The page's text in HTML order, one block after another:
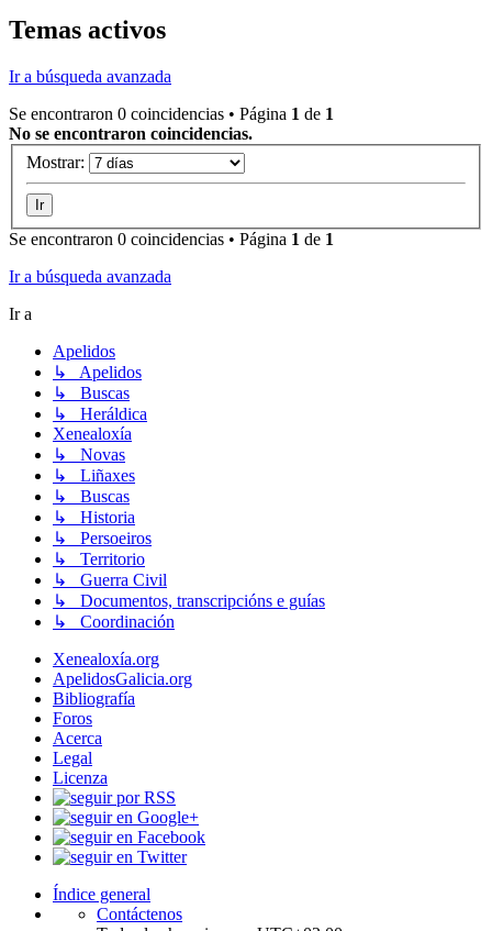
Temas activos
Ir a búsqueda avanzada
Se encontraron 0 coincidencias • Página 1 de 1
No se encontraron coincidencias.
Mostrar:
Se encontraron 0 coincidencias • Página 1 de 1
Ir a búsqueda avanzada
Ir a
Apelidos
↳ Apelidos
↳ Buscas
↳ Heráldica
Xenealoxía
↳ Novas
↳ Liñaxes
↳ Buscas
↳ Historia
↳ Persoeiros
↳ Territorio
↳ Guerra Civil
↳ Documentos, transcripcións e guías
↳ Coordinación
Xenealoxía.org
ApelidosGalicia.org
Bibliografía
Foros
Acerca
Legal
Licenza
Índice general
Contáctenos